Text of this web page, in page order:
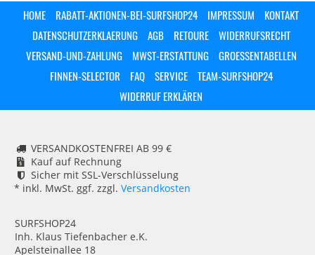
HOME RABATT-AKTIONEN-BEI-SURFSHOP24 IMPRESSUM
KONTAKT
DATENSCHUTZERKLAERUNG
AGB RETOURE
WIDERRUFSRECHT
VERSAND-UND-ZAHLUNG
MWST-ERSTATTUNG
GROESSENTABELLEN
FINNEN-SELECTOR
FAQ SERVICE
TEAM-SURFSHOP24
WIDERRUF ERKLÄREN
VERSANDKOSTENFREI AB 99 €
Kauf auf Rechnung
Sicher mit SSL-Verschlüsselung
* inkl. MwSt. ggf. zzgl. Versandkosten
SURFSHOP24
Inh. Klaus Tiefenbacher e.K.
Apelsteinallee 18